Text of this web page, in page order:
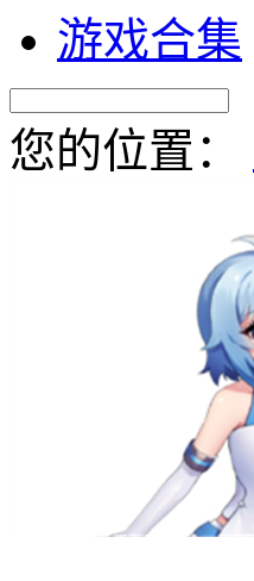
游戏合集
您的位置：